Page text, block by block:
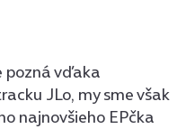
pozná vďaka
JLo, my sme však
najnovšieho EPčka